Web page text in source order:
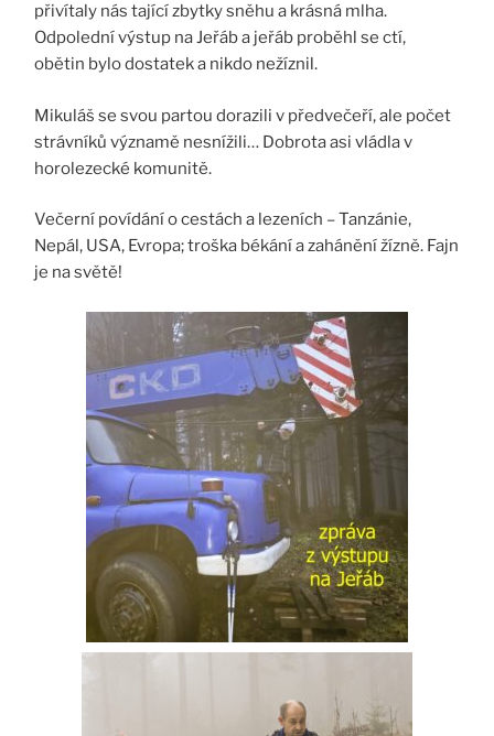
přivítaly nás tající zbytky sněhu a krásná mlha.
Odpolední výstup na Jeřáb a jeřáb proběhl se ctí,
obětin bylo dostatek a nikdo nežíznil.
Mikuláš se svou partou dorazili v předvečeří, ale počet
strávníků významě nesnížili… Dobrota asi vládla v
horolezecké komunitě.
Večerní povídání o cestách a lezeních – Tanzánie,
Nepál, USA, Evropa; troška békání a zahánění žízně. Fajn
je na světě!